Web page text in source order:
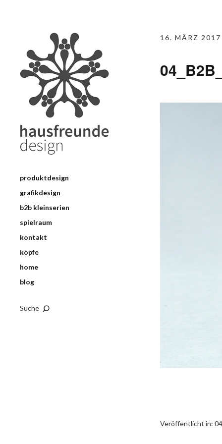
produktdesign
grafikdesign
b2b kleinserien
spielraum
kontakt
köpfe
home
blog
Suche
16. MÄRZ 2017
Veröffentlicht in: